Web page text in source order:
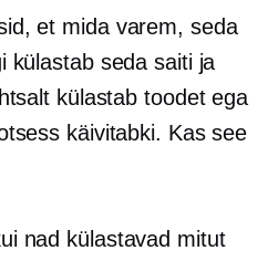
et mida varem, seda
külastab seda saiti ja
külastab toodet ega
käivitabki. Kas see
nad külastavad mitut